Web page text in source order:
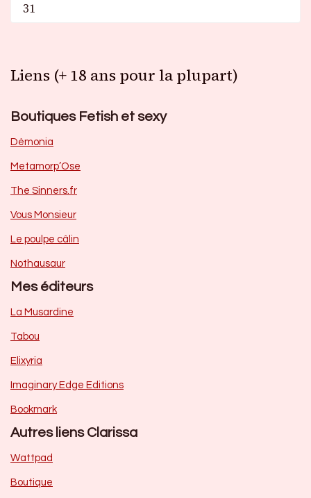
31
Liens (+ 18 ans pour la plupart)
Boutiques Fetish et sexy
Dèmonia
Metamorp’Ose
The Sinners.fr
Vous Monsieur
Le poulpe câlin
Nothausaur
Mes éditeurs
La Musardine
Tabou
Elixyria
Imaginary Edge Editions
Bookmark
Autres liens Clarissa
Wattpad
Boutique